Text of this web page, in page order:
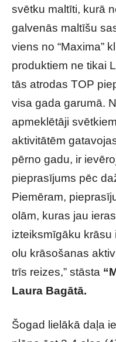
svētku maltīti, kurā
galvenās maltīšu
viens no “Maxima”
produktiem ne tikai
tās atrodas TOP
visa gada garumā.
apmeklētāji
aktivitātēm
pērno gadu, ir
pieprasījums pēc
Piemēram,
olām, kuras jau
izteiksmīgāku krāsu
olu krāsošanas
trīs reizes,” stāsta
Laura Bagātā.
Šogad lielākā daļa